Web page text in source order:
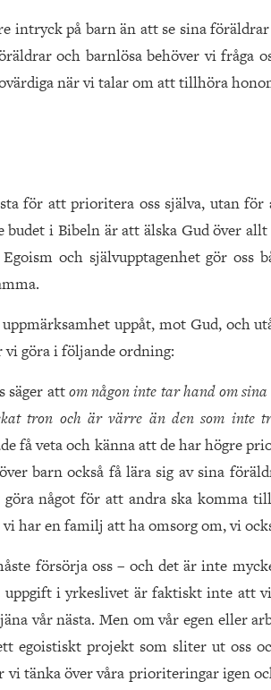
intryck på barn än att se sina
och barnlösa behöver vi fråga
när vi talar om att tillhöra
för att prioritera oss själva, utan
budet i Bibeln är att älska Gud över
och självupptagenhet gör oss
uppåt, mot Gud, och
vi göra i följande ordning:
säger attom någon inte tar hand om
tron och är värre än den som inte
få veta och känna att de har högre
barn också få lära sig av sina
något för att andra ska komma
har en familj att ha omsorg om, vi
försörja oss – och det är inte
i yrkeslivet är faktiskt inte att
vår nästa. Men om vår egen eller
egoistiskt projekt som sliter ut oss
vi tänka över våra prioriteringar igen